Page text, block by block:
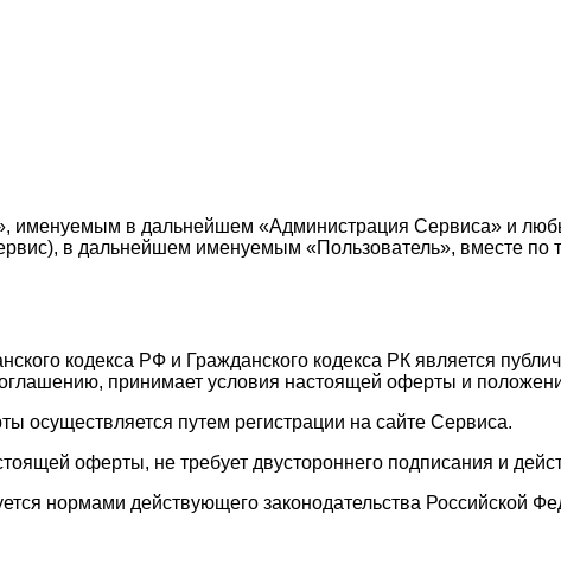
именуемым в дальнейшем «Администрация Сервиса» и
в дальнейшем именуемым «Пользователь», вместе
кодекса РФ и Гражданского кодекса РК является
принимает условия настоящей оферты и
осуществляется путем регистрации на сайте Сервиса.
оферты, не требует двустороннего подписания и
нормами действующего законодательства Российской